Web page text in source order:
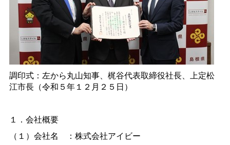
調印式：左から丸山知事、梶谷代表取締役社長、上定松
江市長（令和５年１２月２５日）
１．会社概要
（１）会社名
：株式会社アイビー